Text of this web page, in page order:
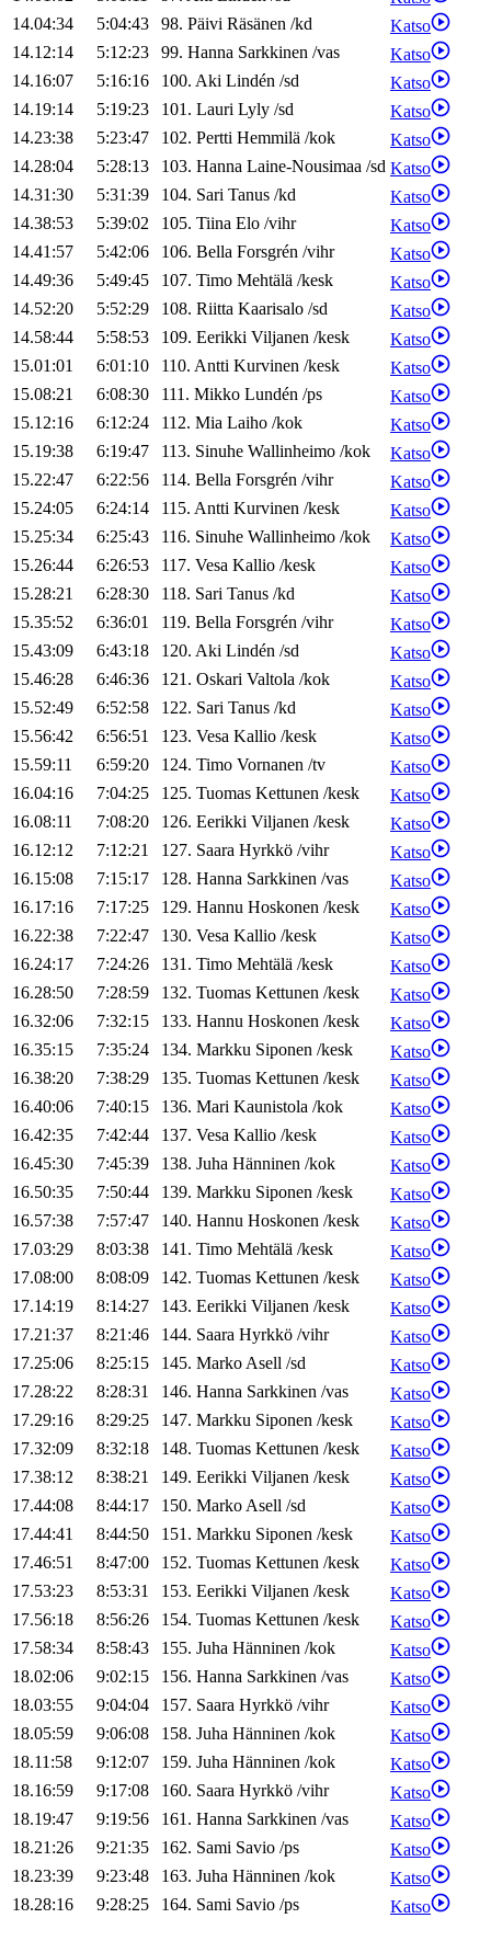
14.04:34
5:04:43 98. Päivi Räsänen /kd
Katso
14.12:14
5:12:23 99. Hanna Sarkkinen /vas
Katso
14.16:07
5:16:16 100. Aki Lindén /sd
Katso
14.19:14
5:19:23 101. Lauri Lyly /sd
Katso
14.23:38
5:23:47 102. Pertti Hemmilä /kok
Katso
14.28:04
5:28:13 103. Hanna Laine-Nousimaa /sd Katso
14.31:30
5:31:39 104. Sari Tanus /kd
Katso
14.38:53
5:39:02 105. Tiina Elo /vihr
Katso
14.41:57
5:42:06 106. Bella Forsgrén /vihr
Katso
14.49:36
5:49:45 107. Timo Mehtälä /kesk
Katso
14.52:20
5:52:29 108. Riitta Kaarisalo /sd
Katso
14.58:44
5:58:53 109. Eerikki Viljanen /kesk
Katso
15.01:01
6:01:10 110. Antti Kurvinen /kesk
Katso
15.08:21
6:08:30 111. Mikko Lundén /ps
Katso
15.12:16
6:12:24 112. Mia Laiho /kok
Katso
15.19:38
6:19:47 113. Sinuhe Wallinheimo /kok
Katso
15.22:47
6:22:56 114. Bella Forsgrén /vihr
Katso
15.24:05
6:24:14 115. Antti Kurvinen /kesk
Katso
15.25:34
6:25:43 116. Sinuhe Wallinheimo /kok
Katso
15.26:44
6:26:53 117. Vesa Kallio /kesk
Katso
15.28:21
6:28:30 118. Sari Tanus /kd
Katso
15.35:52
6:36:01 119. Bella Forsgrén /vihr
Katso
15.43:09
6:43:18 120. Aki Lindén /sd
Katso
15.46:28
6:46:36 121. Oskari Valtola /kok
Katso
15.52:49
6:52:58 122. Sari Tanus /kd
Katso
15.56:42
6:56:51 123. Vesa Kallio /kesk
Katso
15.59:11
6:59:20 124. Timo Vornanen /tv
Katso
16.04:16
7:04:25 125. Tuomas Kettunen /kesk
Katso
16.08:11
7:08:20 126. Eerikki Viljanen /kesk
Katso
16.12:12
7:12:21 127. Saara Hyrkkö /vihr
Katso
16.15:08
7:15:17 128. Hanna Sarkkinen /vas
Katso
16.17:16
7:17:25 129. Hannu Hoskonen /kesk
Katso
16.22:38
7:22:47 130. Vesa Kallio /kesk
Katso
16.24:17
7:24:26 131. Timo Mehtälä /kesk
Katso
16.28:50
7:28:59 132. Tuomas Kettunen /kesk
Katso
16.32:06
7:32:15 133. Hannu Hoskonen /kesk
Katso
16.35:15
7:35:24 134. Markku Siponen /kesk
Katso
16.38:20
7:38:29 135. Tuomas Kettunen /kesk
Katso
16.40:06
7:40:15 136. Mari Kaunistola /kok
Katso
16.42:35
7:42:44 137. Vesa Kallio /kesk
Katso
16.45:30
7:45:39 138. Juha Hänninen /kok
Katso
16.50:35
7:50:44 139. Markku Siponen /kesk
Katso
16.57:38
7:57:47 140. Hannu Hoskonen /kesk
Katso
17.03:29
8:03:38 141. Timo Mehtälä /kesk
Katso
17.08:00
8:08:09 142. Tuomas Kettunen /kesk
Katso
17.14:19
8:14:27 143. Eerikki Viljanen /kesk
Katso
17.21:37
8:21:46 144. Saara Hyrkkö /vihr
Katso
17.25:06
8:25:15 145. MarkoAsell /sd
Katso
17.28:22
8:28:31 146. Hanna Sarkkinen /vas
Katso
17.29:16
8:29:25 147. Markku Siponen /kesk
Katso
17.32:09
8:32:18 148. Tuomas Kettunen /kesk
Katso
17.38:12
8:38:21 149. Eerikki Viljanen /kesk
Katso
17.44:08
8:44:17 150. MarkoAsell /sd
Katso
17.44:41
8:44:50 151. Markku Siponen /kesk
Katso
17.46:51
8:47:00 152. Tuomas Kettunen /kesk
Katso
17.53:23
8:53:31 153. Eerikki Viljanen /kesk
Katso
17.56:18
8:56:26 154. Tuomas Kettunen /kesk
Katso
17.58:34
8:58:43 155. Juha Hänninen /kok
Katso
18.02:06
9:02:15 156. Hanna Sarkkinen /vas
Katso
18.03:55
9:04:04 157. Saara Hyrkkö /vihr
Katso
18.05:59
9:06:08 158. Juha Hänninen /kok
Katso
18.11:58
9:12:07 159. Juha Hänninen /kok
Katso
18.16:59
9:17:08 160. Saara Hyrkkö /vihr
Katso
18.19:47
9:19:56 161. Hanna Sarkkinen /vas
Katso
18.21:26
9:21:35 162. Sami Savio /ps
Katso
18.23:39
9:23:48 163. Juha Hänninen /kok
Katso
18.28:16
9:28:25 164. Sami Savio /ps Katso